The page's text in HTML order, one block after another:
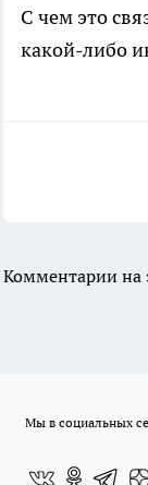
С чем это
какой-либо
Комментарии на
Мы в социальных